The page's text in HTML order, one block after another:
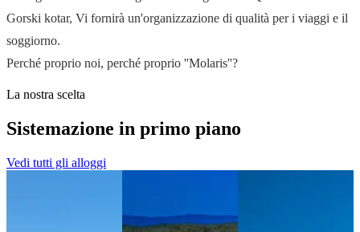
Gorski kotar, Vi fornirà un'organizzazione di qualità per i viaggi e il
soggiorno.
Perché proprio noi, perché proprio ''Molaris''?
La nostra scelta
Sistemazione in primo piano
Vedi tutti gli alloggi